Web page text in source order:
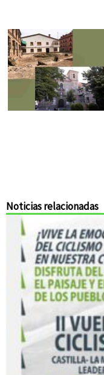
Noticias relacionadas